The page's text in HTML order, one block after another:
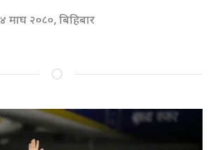
४ माघ २०८०, बिहिबार